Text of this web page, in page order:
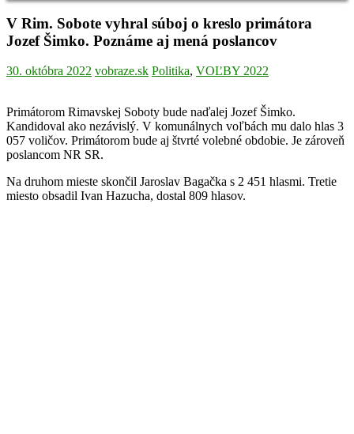
V Rim. Sobote vyhral súboj o kreslo primátora
Jozef Šimko. Poznáme aj mená poslancov
30. októbra 2022 vobraze.sk Politika, VOĽBY 2022
Primátorom Rimavskej Soboty bude naďalej Jozef Šimko.
Kandidoval ako nezávislý. V komunálnych voľbách mu dalo hlas 3
057 voličov. Primátorom bude aj štvrté volebné obdobie. Je zároveň
poslancom NR SR.
Na druhom mieste skončil Jaroslav Bagačka s 2 451 hlasmi. Tretie
miesto obsadil Ivan Hazucha, dostal 809 hlasov.